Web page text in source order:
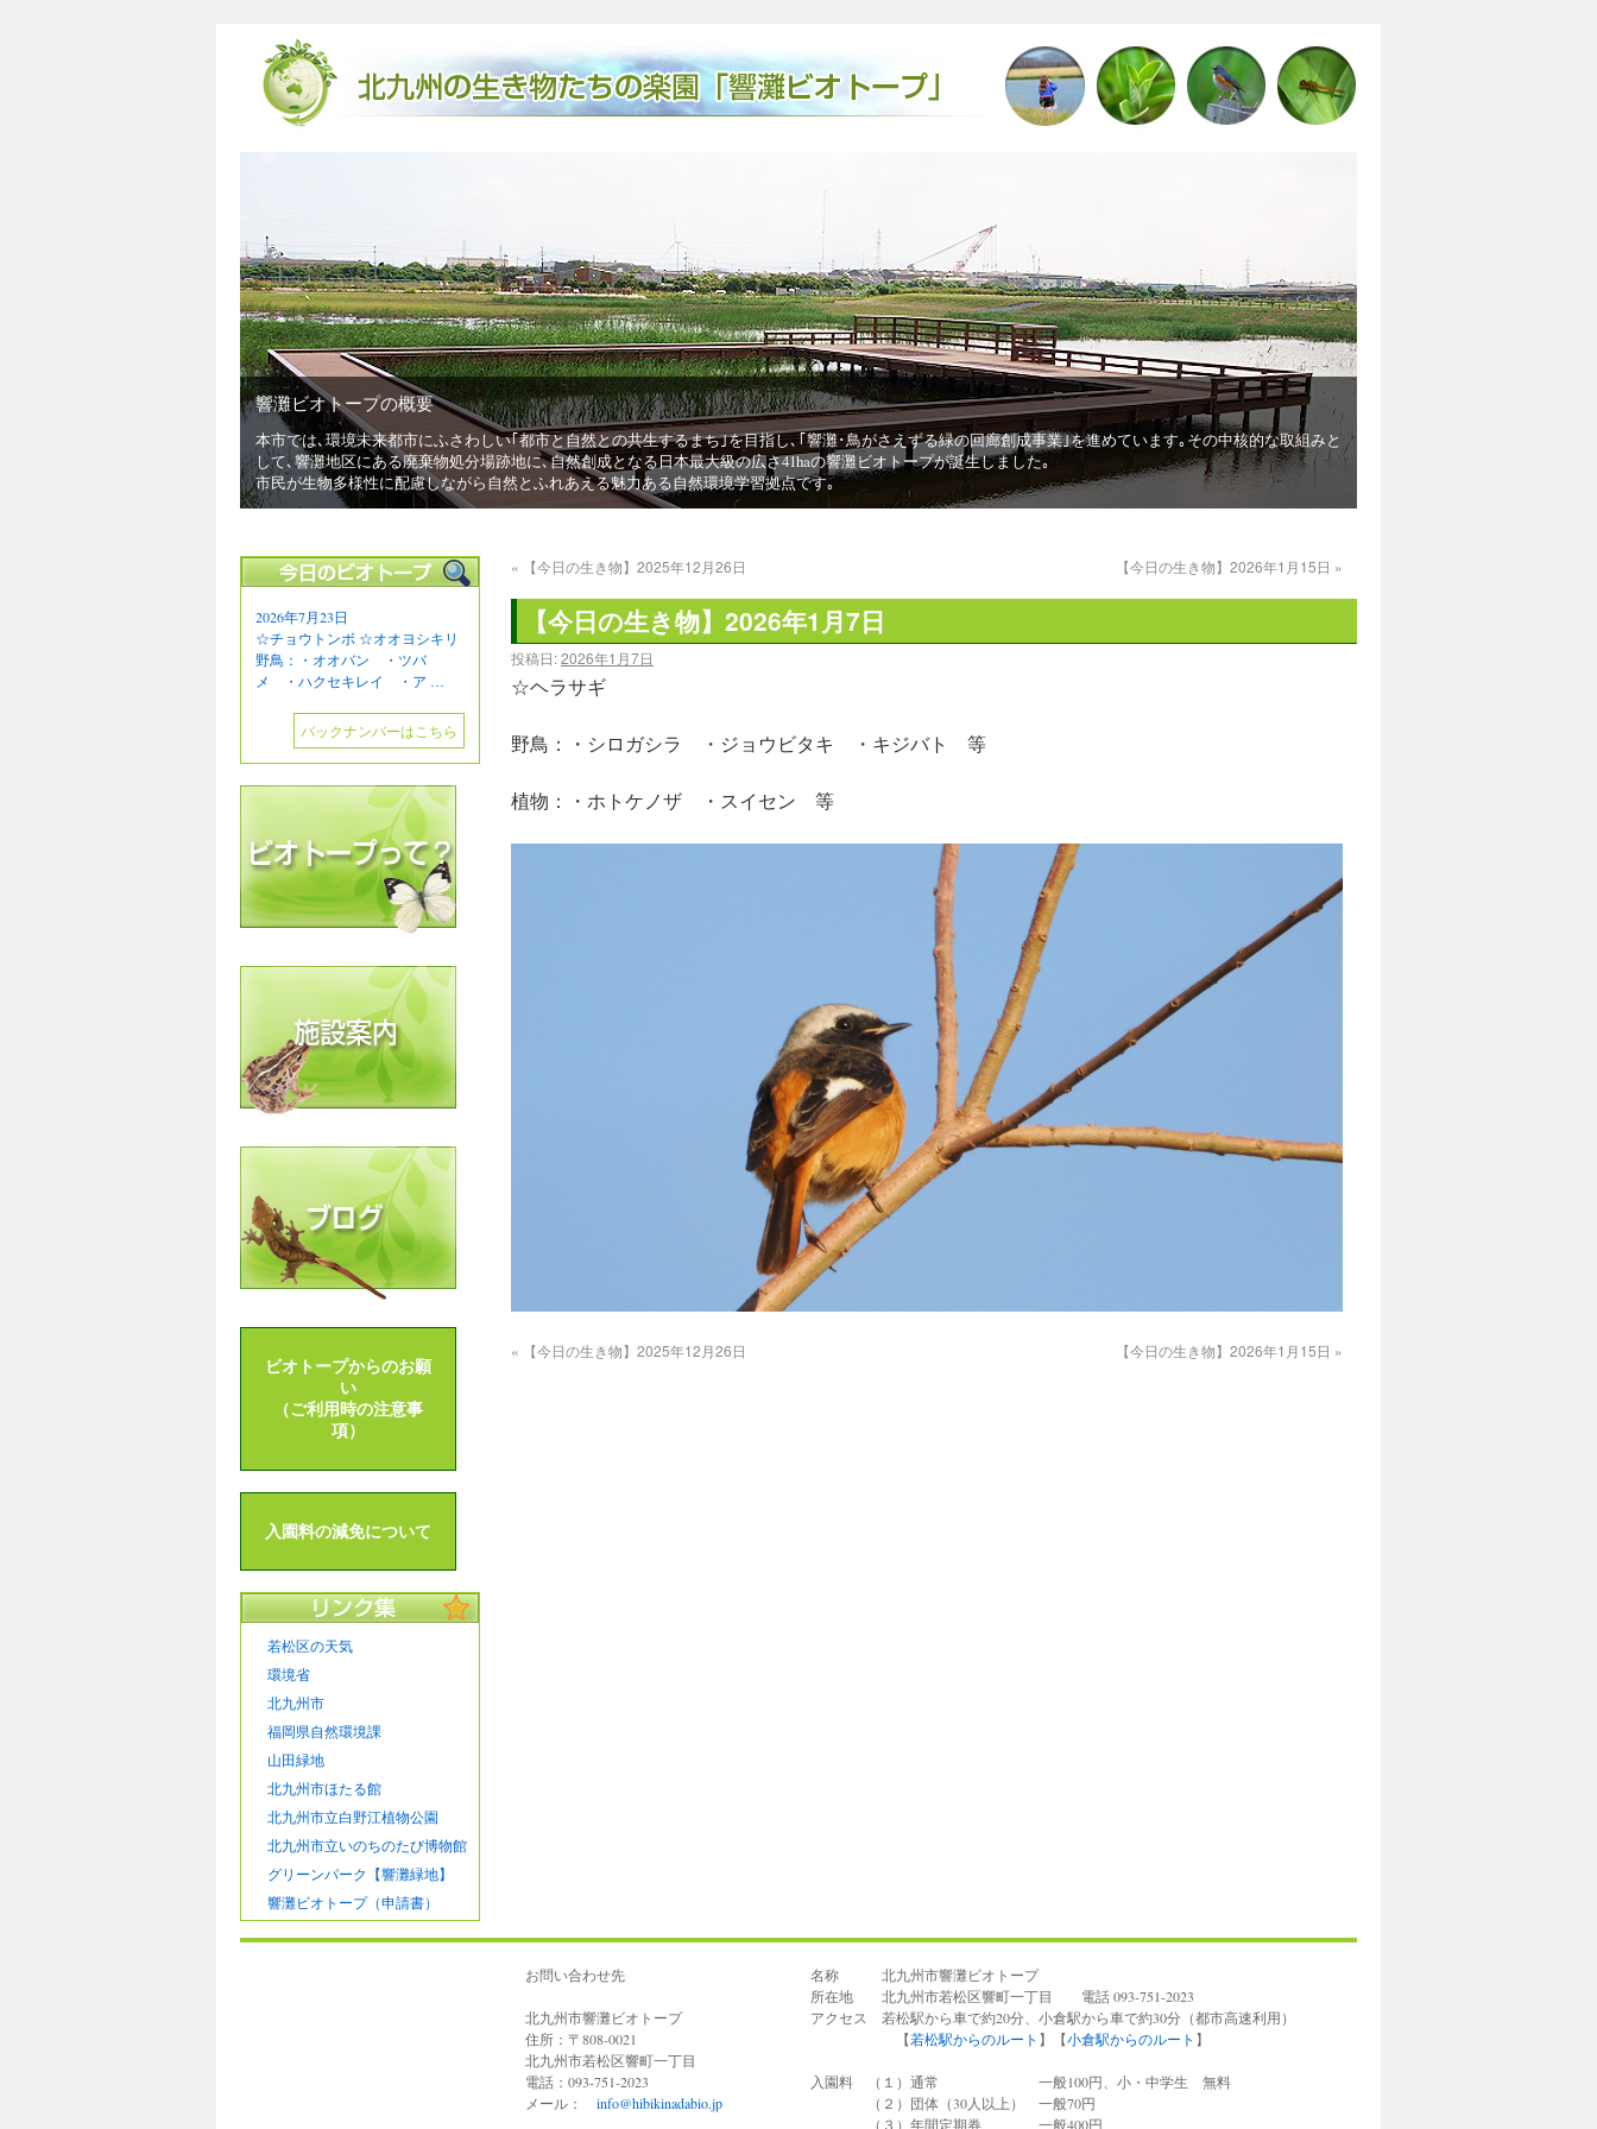
都市にふさわしい｢都市と自然との共生するまち｣を目指し､｢響灘･鳥がさえずる緑の回廊創成事業｣を進めています｡その中核的な取組みと
る廃棄物処分場跡地に､自然創成となる日本最大級の広さ41haの響灘ビオトープが誕生しました｡
に配慮しながら自然とふれあえる魅力ある自然環境学習拠点です｡
廃棄物埋立地からビオトープになるまで
廃棄物の埋め立て後に出来たデコボコの地形が､湿地や淡水池､草原などの多様な環
きた卵がかえり､メダカが誕生したり､ガレキに卵を産み繋殖するコアジサシなど希
ヒなど希少な生物も見られました。
« 【今日の生き物】2025年12月26日 【今日の生き物】2026年1月15日 »
【今日の生き物】2026年1月7日
投稿日:2026年1月7日
☆ヘラサギ
野鳥：・シロガシラ ・ジョウビタキ ・キジバト 等
植物：・ホトケノザ ・スイセン 等
« 【今日の生き物】2025年12月26日 【今日の生き物】2026年1月15日 »
2026年7月23日
☆チョウトンボ ☆オオヨシキリ
野鳥：・オオバン ・ツバ
メ ・ハクセキレイ ・ア …
バックナンバーはこちら
ビオトープからのお願
い
（ご利用時の注意事
項）
入園料の減免について
若松区の天気
環境省
北九州市
福岡県自然環境課
山田緑地
北九州市ほたる館
北九州市立白野江植物公園
北九州市立いのちのたび博物館
グリーンパーク【響灘緑地】
響灘ビオトープ（申請書）
お問い合わせ先
北九州市響灘ビオトープ
住所：〒808-0021
北九州市若松区響町一丁目
電話：093-751-2023
メール： info@hibikinadabio.jp
名称 北九州市響灘ビオトープ
所在地 北九州市若松区響町一丁目 電話 093-751-2023
アクセス 若松駅から車で約20分、小倉駅から車で約30分（都市高速利用）
【若松駅からのルート 】【小倉駅からのルート 】
入園料 （１）通常 一般100円、小・中学生 無料
（２）団体（30人以上） 一般70円
（３）年間定期券 一般400円